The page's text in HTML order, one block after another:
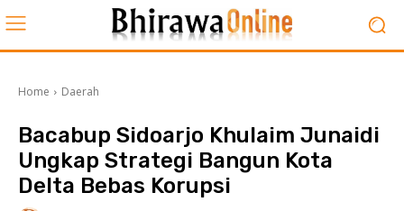
Home Daerah
Bacabup Sidoarjo Khulaim Junaidi
Ungkap Strategi Bangun Kota
Delta Bebas Korupsi